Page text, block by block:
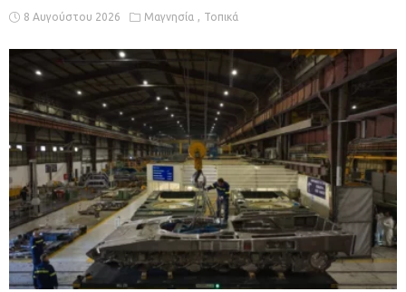
8 Αυγούστου 2026 Μαγνησία Τοπικά